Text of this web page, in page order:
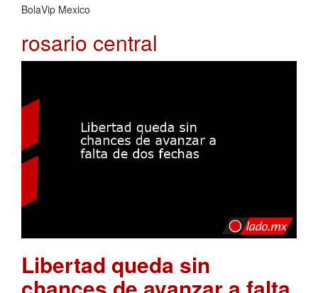
BolaVip Mexico
rosario central
Libertad queda sin